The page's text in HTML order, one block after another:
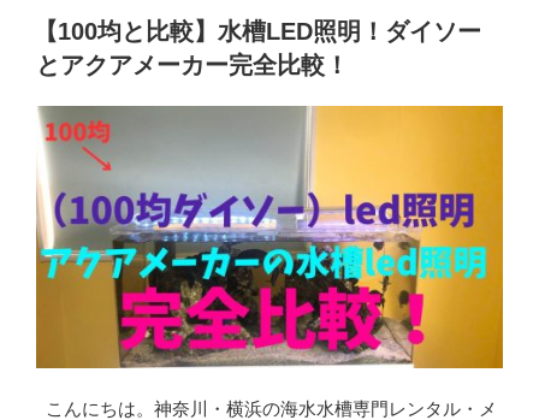
【100均と比較】水槽LED照明！ダイソー
とアクアメーカー完全比較！
こんにちは。神奈川・横浜の海水水槽専門レンタル・メ